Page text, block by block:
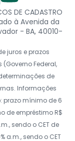
DE CADASTRO
à Avenida da
- BA, 40010-
juros e prazos
Federal,
de
Informações
prazo mínimo de 6
de empréstimo R$
sendo o CET de
a.m., sendo o CET